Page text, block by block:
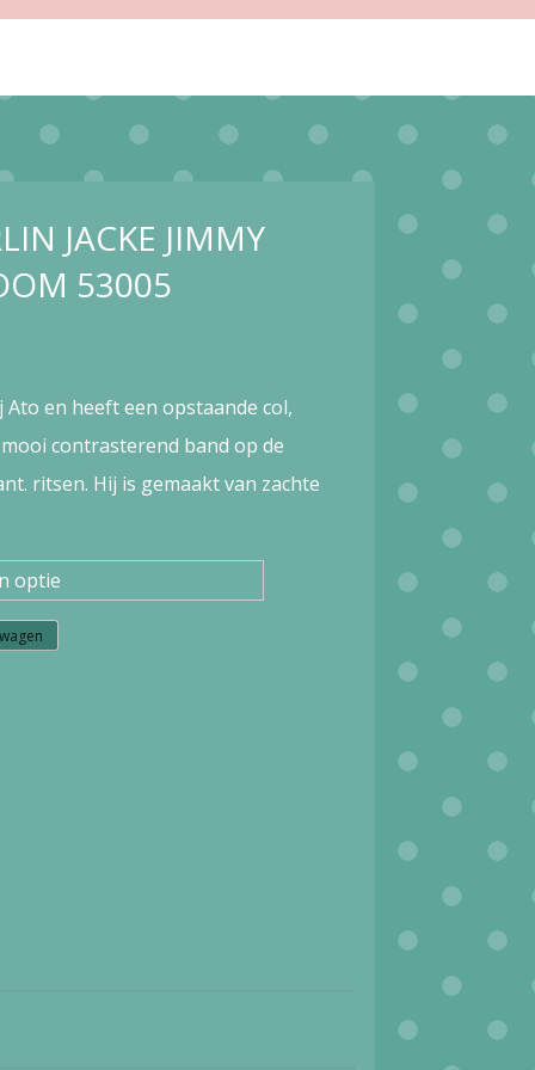
JACKE JIMMY
53005
en heeft een opstaande col,
contrasterend band op de
ritsen. Hij is gemaakt van zachte